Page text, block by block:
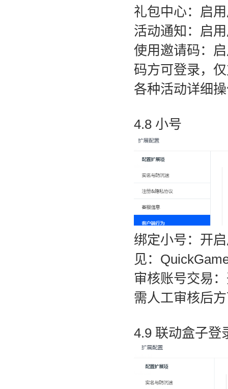
礼包中心：启
活动通知：启
使用邀请码：
码方可登录，
各种活动详细
4.8 小号
绑定小号：开
见：
审核账号交易：
需人工审核后
4.9 联动盒子登